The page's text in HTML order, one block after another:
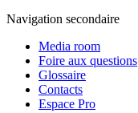
Navigation secondaire
Media room
Foire aux questions
Glossaire
Contacts
Espace Pro